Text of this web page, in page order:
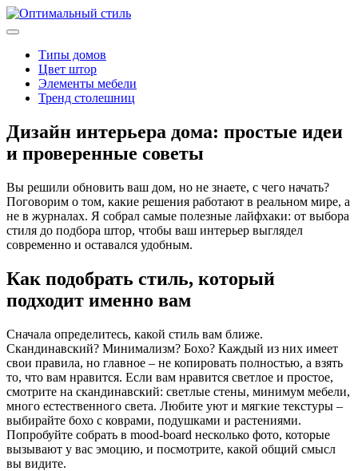
Типы домов
Цвет штор
Элементы мебели
Тренд столешниц
Дизайн интерьера дома: простые идеи
и проверенные советы
Вы решили обновить ваш дом, но не знаете, с чего начать?
Поговорим о том, какие решения работают в реальном мире, а
не в журналах. Я собрал самые полезные лайфхаки: от выбора
стиля до подбора штор, чтобы ваш интерьер выглядел
современно и оставался удобным.
Как подобрать стиль, который
подходит именно вам
Сначала определитесь, какой стиль вам ближе.
Скандинавский? Минимализм? Бохо? Каждый из них имеет
свои правила, но главное – не копировать полностью, а взять
то, что вам нравится. Если вам нравится светлое и простое,
смотрите на скандинавский: светлые стены, минимум мебели,
много естественного света. Любите уют и мягкие текстуры –
выбирайте бохо с коврами, подушками и растениями.
Попробуйте собрать в mood‑board несколько фото, которые
вызывают у вас эмоцию, и посмотрите, какой общий смысл
вы видите.